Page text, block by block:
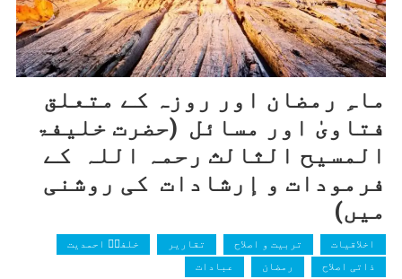
ماہِ رمضان اور روزہ کے متعلق
فتاویٰ اور مسائل (حضرت خلیفۃ
المسیح الثالث رحمہ اللہ کے
فرمودات و إرشادات کی روشنی
میں)
اخلاقیات تربیت و اصلاح تقاریر
خلفاؑ احمدیت
ذاتی اصلاح
رمضان عبادات